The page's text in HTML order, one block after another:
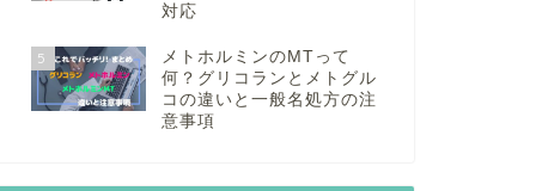
対応
5
メトホルミンのMTって
何？グリコランとメトグル
コの違いと一般名処方の注
意事項